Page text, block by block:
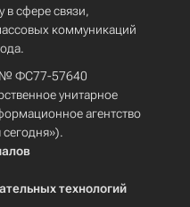
в сфере связи,
коммуникаций
№ ФС77-57640
унитарное
агентство
технологий